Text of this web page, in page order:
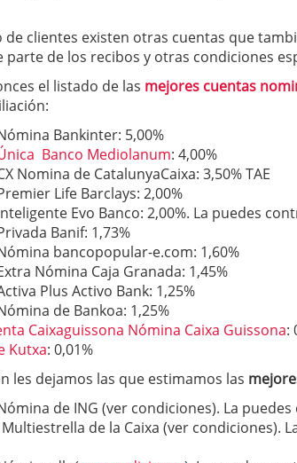
de clientes existen otras cuentas que
parte de los recibos y otras condiciones
el listado de las mejores cuentas
Bankinter: 5,00%
Banco Mediolanum: 4,00%
Nomina de CatalunyaCaixa: 3,50% TAE
Life Barclays: 2,00%
Evo Banco: 2,00%. La puedes
Banif: 1,73%
bancopopular-e.com: 1,60%
Nómina Caja Granada: 1,45%
Plus Activo Bank: 1,25%
de Bankoa: 1,25%
Caixaguissona Nómina Caixa Guissona:
Kutxa: 0,01%
les dejamos las que estimamos las
de ING (ver condiciones). La
de la Caixa (ver condiciones).